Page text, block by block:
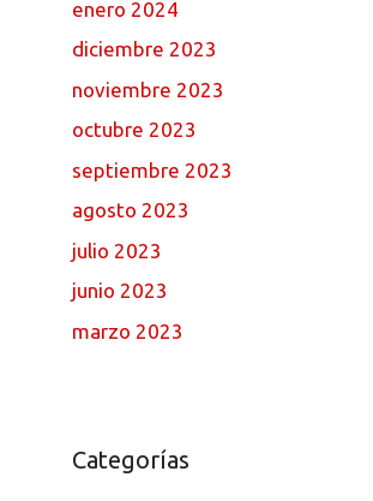
enero 2024
diciembre 2023
noviembre 2023
octubre 2023
septiembre 2023
agosto 2023
julio 2023
junio 2023
marzo 2023
Categorías